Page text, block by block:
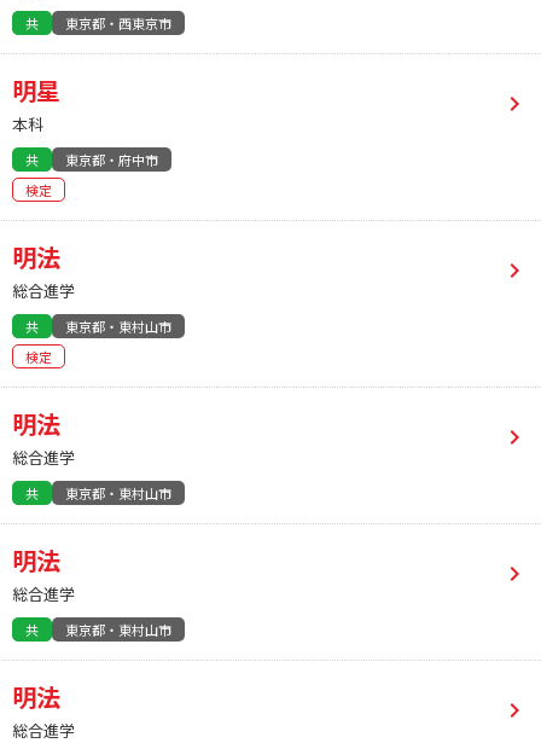
共 東京都・西東京市
明星
本科
共
東京都・府中市
検定
明法
総合進学
共
東京都・東村山市
検定
明法
総合進学
共 東京都・東村山市
明法
総合進学
共 東京都・東村山市
明法
総合進学